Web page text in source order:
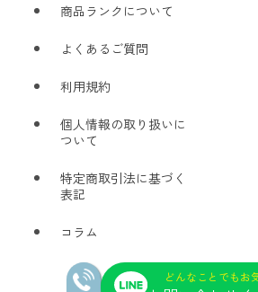
どんなことでもお
商品ランクについて
よくあるご質問
利用規約
個人情報の取り扱いに
ついて
特定商取引法に基づく
表記
コラム